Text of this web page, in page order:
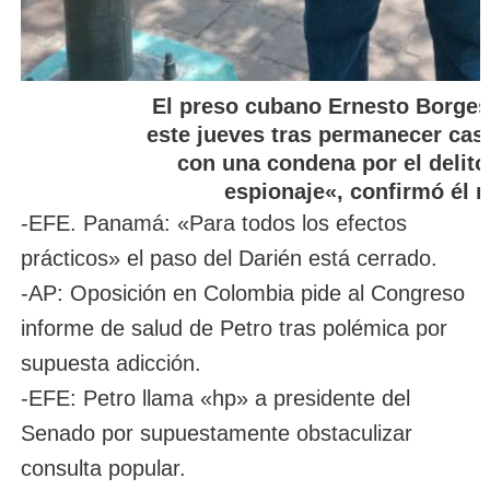
El preso cubano Ernesto
este jueves tras permanecer
con una condena por el
espionaje«, confirmó él
-EFE. Panamá: «Para todos los efectos
prácticos» el paso del Darién está cerrado.
-AP: Oposición en Colombia pide al Congreso
informe de salud de Petro tras polémica por
supuesta adicción.
-EFE: Petro llama «hp» a presidente del
Senado por supuestamente obstaculizar
consulta popular.